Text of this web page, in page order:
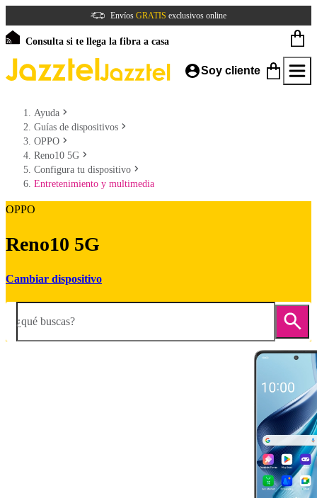
Envíos GRATIS exclusivos online
Consulta si te llega la fibra a casa
Soy cliente
Ayuda
Guías de dispositivos
OPPO
Reno10 5G
Configura tu dispositivo
Entretenimiento y multimedia
OPPO
Reno10 5G
Cambiar dispositivo
¿qué buscas?